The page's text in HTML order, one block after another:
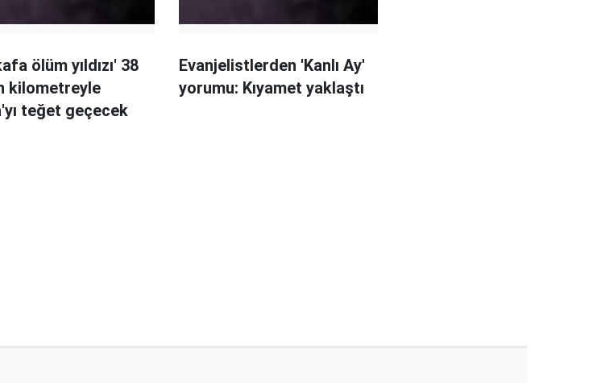
ölüm yıldızı' 38
kilometreyle
teğet geçecek
Evanjelistlerden 'Kanlı Ay'
yorumu: Kıyamet yaklaştı